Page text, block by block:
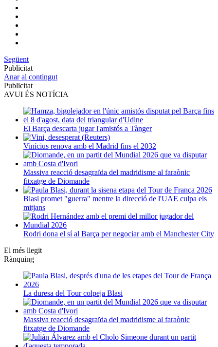
Següent
Publicitat
Anar al contingut
Publicitat
AVUI ÉS NOTÍCIA
El Barça descarta jugar l'amistós a Tànger
Vinícius renova amb el Madrid fins el 2032
Massiva reacció desagraïda del madridisme al faraònic
fitxatge de Diomande
Blasi promet "guerra" mentre la direcció de l'UAE culpa els
mitjans
Rodri dona el sí al Barça per negociar amb el Manchester City
El més llegit
Rànquing
La duresa del Tour colpeja Blasi
Massiva reacció desagraïda del madridisme al faraònic
fitxatge de Diomande